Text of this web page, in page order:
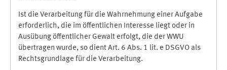
Ist die Verarbeitung für die Wahrnehmung einer Aufgabe
erforderlich, die im öffentlichen Interesse liegt oder in
Ausübung öffentlicher Gewalt erfolgt, die der WWU
übertragen wurde, so dient Art. 6 Abs. 1 lit. e DSGVO als
Rechtsgrundlage für die Verarbeitung.